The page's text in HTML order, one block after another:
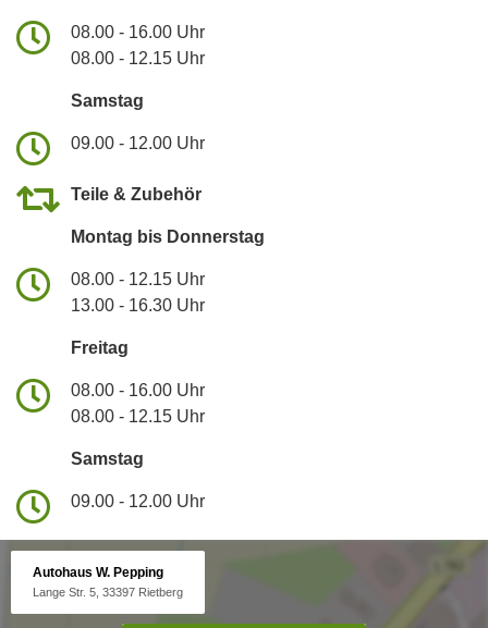
08.00 - 16.00 Uhr
08.00 - 12.15 Uhr
Samstag
09.00 - 12.00 Uhr
Teile & Zubehör
Montag bis Donnerstag
08.00 - 12.15 Uhr
13.00 - 16.30 Uhr
Freitag
08.00 - 16.00 Uhr
08.00 - 12.15 Uhr
Samstag
09.00 - 12.00 Uhr
Autohaus W. Pepping
Lange Str. 5, 33397 Rietberg